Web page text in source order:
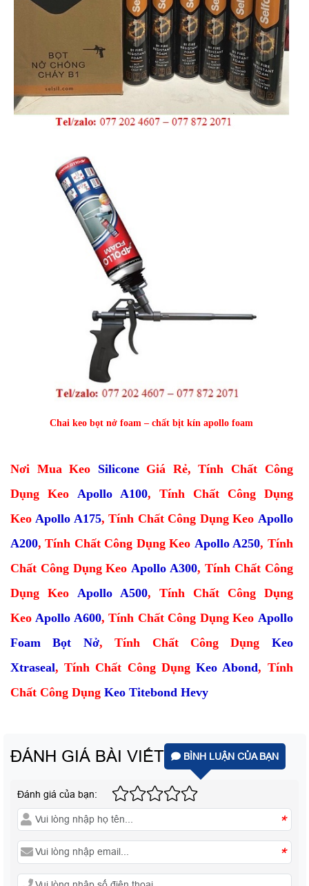
Chai keo bọt nở foam – chất bịt kín apollo foam
Nơi Mua Keo SiliconeGiá Rẻ,Tính Chất Công
Dụng Keo Apollo A100, Tính Chất Công Dụng
Keo Apollo A175,Tính Chất Công Dụng Keo Apollo
A200,Tính Chất Công Dụng Keo Apollo A250, Tính
Chất Công Dụng Keo Apollo A300, Tính Chất Công
Dụng Keo Apollo A500, Tính Chất Công Dụng
Keo Apollo A600,Tính Chất Công Dụng Keo Apollo
Foam Bọt Nở,Tính Chất Công Dụng Keo
Xtraseal,Tính Chất Công DụngKeo Abond, Tính
Chất Công Dụng Keo Titebond Hevy
ĐÁNH GIÁ BÀI VIẾT BÌNH LUẬN CỦA BẠN
Đánh giá của bạn:
*
*